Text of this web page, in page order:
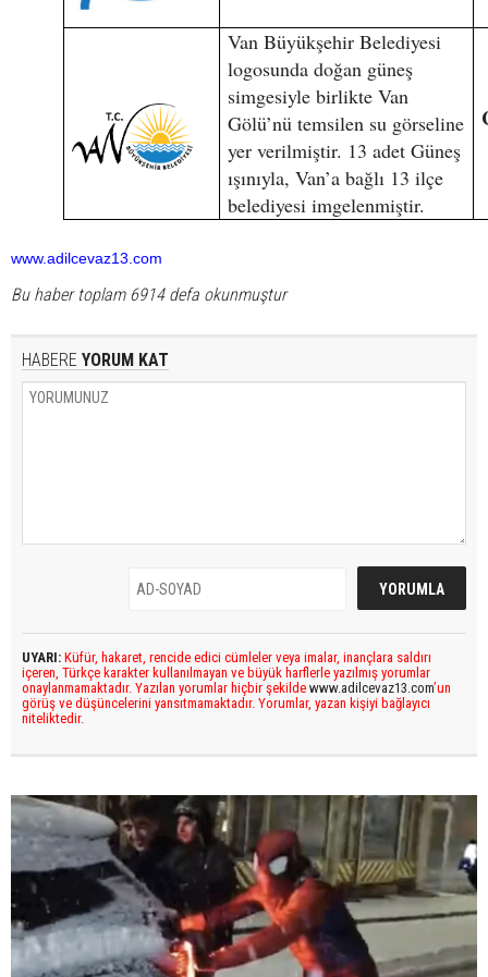
Van Büyükşehir Belediyesi
logosunda doğan güneş
simgesiyle birlikte Van
Gölü’nü temsilen su görseline
yer verilmiştir. 13 adet Güneş
ışınıyla, Van’a bağlı 13 ilçe
belediyesi imgelenmiştir.
www.adilcevaz13.com
Bu haber toplam 6914 defa okunmuştur
HABERE YORUM KAT
UYARI: Küfür, hakaret, rencide edici cümleler veya imalar, inançlara saldırı
içeren, Türkçe karakter kullanılmayan ve büyük harflerle yazılmış yorumlar
onaylanmamaktadır. Yazılan yorumlar hiçbir şekilde www.adilcevaz13.com’un
görüş ve düşüncelerini yansıtmamaktadır. Yorumlar, yazan kişiyi bağlayıcı
niteliktedir.